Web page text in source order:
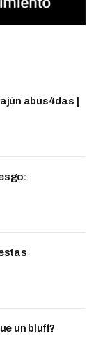
abus4das |
un bluff?